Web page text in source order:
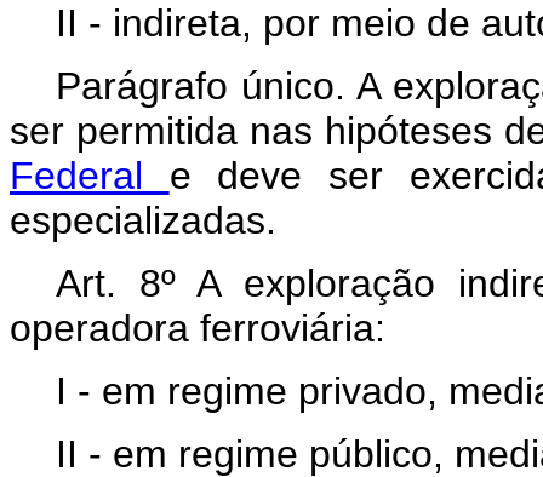
II - indireta, por meio de
Parágrafo único. A
ser permitida nas hipóteses
Federal e deve ser
especializadas.
Art. 8º A exploração
operadora ferroviária:
I - em regime privado,
II - em regime público,